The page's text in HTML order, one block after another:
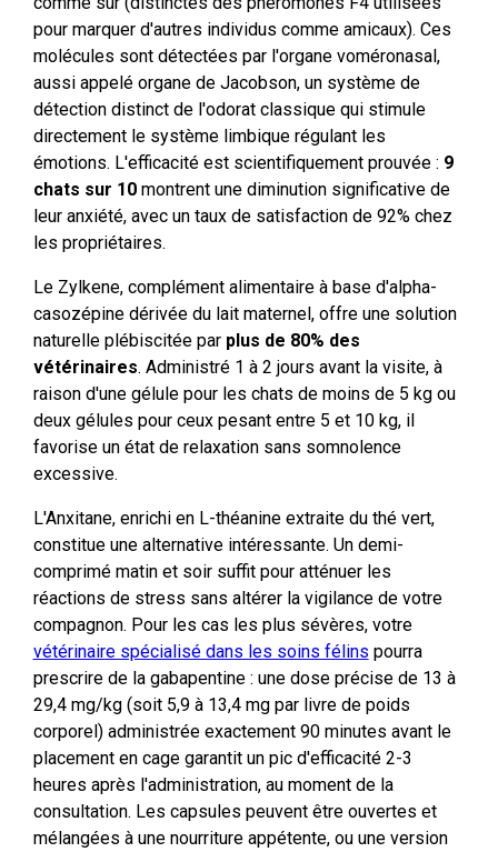
pour marquer d'autres individus comme amicaux). Ces
molécules sont détectées par l'organe voméronasal,
aussi appelé organe de Jacobson, un système de
détection distinct de l'odorat classique qui stimule
directement le système limbique régulant les
émotions. L'efficacité est scientifiquement prouvée : 9
chats sur 10montrent une diminution significative de
leur anxiété, avec un taux de satisfaction de 92% chez
les propriétaires.
Le Zylkene, complément alimentaire à base d'alpha-
casozépine dérivée du lait maternel, offre une solution
naturelle plébiscitée par plus de 80% des
vétérinaires. Administré 1 à 2 jours avant la visite, à
raison d'une gélule pour les chats de moins de 5 kg ou
deux gélules pour ceux pesant entre 5 et 10 kg, il
favorise un état de relaxation sans somnolence
excessive.
L'Anxitane, enrichi en L-théanine extraite du thé vert,
constitue une alternative intéressante. Un demi-
comprimé matin et soir suffit pour atténuer les
réactions de stress sans altérer la vigilance de votre
compagnon. Pour les cas les plus sévères, votre
vétérinaire spécialisé dans les soins félins pourra
prescrire de la gabapentine : une dose précise de 13 à
29,4 mg/kg (soit 5,9 à 13,4 mg par livre de poids
corporel) administrée exactement 90 minutes avant le
placement en cage garantit un pic d'efficacité 2-3
heures après l'administration, au moment de la
consultation. Les capsules peuvent être ouvertes et
mélangées à une nourriture appétente, ou une version